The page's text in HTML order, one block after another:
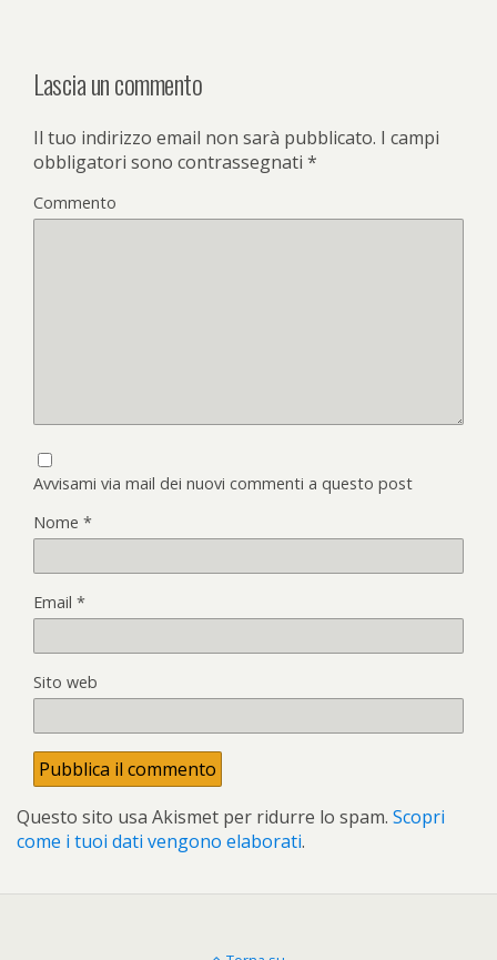
Lascia un commento
Il tuo indirizzo email non sarà pubblicato. I campi
obbligatori sono contrassegnati *
Commento
Avvisami via mail dei nuovi commenti a questo post
Nome *
Email *
Sito web
Questo sito usa Akismet per ridurre lo spam. Scopri
come i tuoi dati vengono elaborati.